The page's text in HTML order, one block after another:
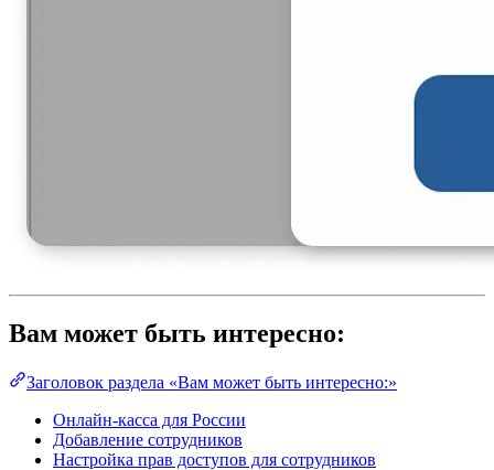
Вам может быть интересно:
Заголовок раздела «Вам может быть интересно:»
Онлайн-касса для России
Добавление сотрудников
Настройка прав доступов для сотрудников